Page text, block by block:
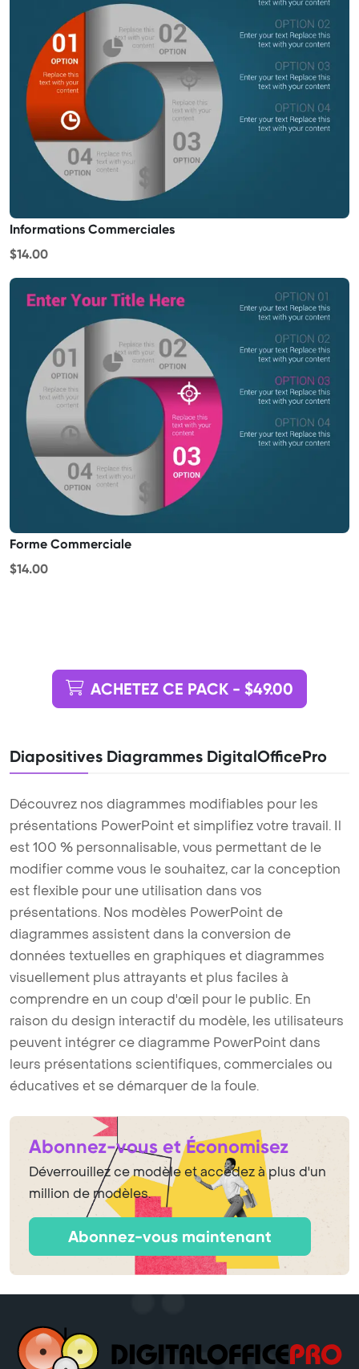
Informations Commerciales
$14.00
Forme Commerciale
$14.00
ACHETEZ CE PACK - $49.00
Diapositives Diagrammes DigitalOfficePro
Découvrez nos diagrammes modifiables pour les
présentations PowerPoint et simplifiez votre travail. Il
est 100 % personnalisable, vous permettant de le
modifier comme vous le souhaitez, car la conception
est flexible pour une utilisation dans vos
présentations. Nos modèles PowerPoint de
diagrammes assistent dans la conversion de
données textuelles en graphiques et diagrammes
visuellement plus attrayants et plus faciles à
comprendre en un coup d'œil pour le public. En
raison du design interactif du modèle, les utilisateurs
peuvent intégrer ce diagramme PowerPoint dans
leurs présentations scientifiques, commerciales ou
éducatives et se démarquer de la foule.
Abonnez-vous et Économisez
Déverrouillez ce modèle et accédez à plus d'un
million de modèles.
Abonnez-vous maintenant